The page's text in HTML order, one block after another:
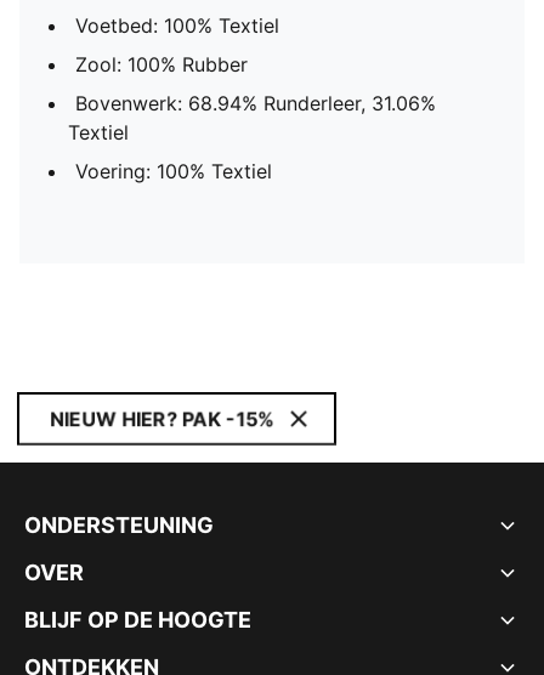
Voetbed: 100% Textiel
Zool: 100% Rubber
Bovenwerk: 68.94% Runderleer, 31.06%
Textiel
Voering: 100% Textiel
NIEUW HIER? PAK -15%
ONDERSTEUNING
OVER
BLIJF OP DE HOOGTE
ONTDEKKEN